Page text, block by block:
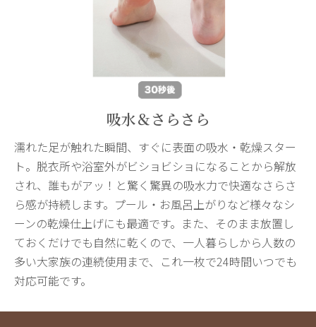
吸水＆さらさら
濡れた足が触れた瞬間、すぐに表面の吸水・乾燥スター
ト。脱衣所や浴室外がビショビショになることから解放
され、誰もがアッ！と驚く驚異の吸水力で快適なさらさ
ら感が持続します。プール・お風呂上がりなど様々なシ
ーンの乾燥仕上げにも最適です。また、そのまま放置し
ておくだけでも自然に乾くので、一人暮らしから人数の
多い大家族の連続使用まで、これ一枚で24時間いつでも
対応可能です。